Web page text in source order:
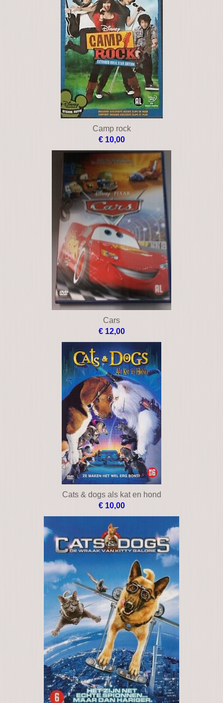
Broer konijn
€ 10,00
Camp rock
€ 10,00
Cars
€ 12,00
Cats & dogs als kat en hond
€ 10,00